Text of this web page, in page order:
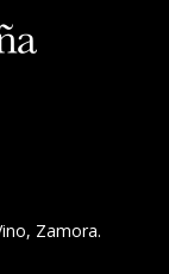
Zamora.